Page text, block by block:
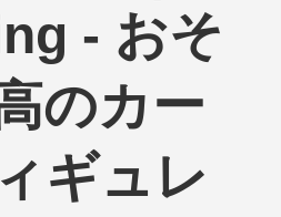
- おそ
のカー
ギュレ